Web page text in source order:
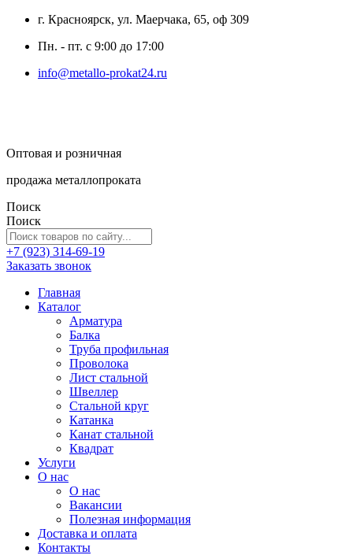
г. Красноярск, ул. Маерчака, 65, оф 309
Пн. - пт. с 9:00 до 17:00
info@metallo-prokat24.ru
Оптовая и розничная
продажа металлопроката
Поиск
Поиск
+7 (923) 314-69-19
Заказать звонок
Главная
Каталог
Арматура
Балка
Труба профильная
Проволока
Лист стальной
Швеллер
Стальной круг
Катанка
Канат стальной
Квадрат
Услуги
О нас
О нас
Вакансии
Полезная информация
Доставка и оплата
Контакты